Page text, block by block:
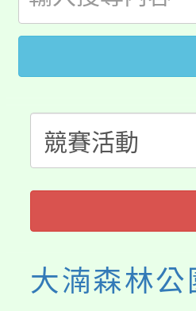
田徑場及
桃園市低
視費優惠
半價優惠
者。
大園自造
份教師研習
淨零綠生
會
115年食
大湳森林